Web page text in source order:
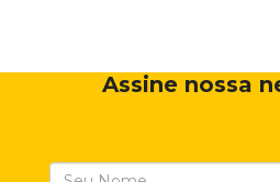
Assine nossa